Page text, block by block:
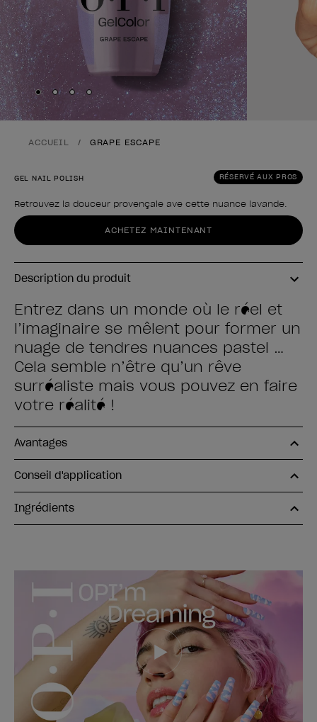
Skip to slide
Skip to slide2
Skip to slide 3
Skip to slide 4
ACCUEIL GRAPE ESCAPE
RÉSERVÉ AUX PROS
GEL NAIL POLISH
Retrouvez la douceur provençale ave cette nuance lavande.
Forme du produit
ACHETEZ MAINTENANT
Description du produit
Entrez dans un monde où le réel et
l’imaginaire se mêlent pour former un
nuage de tendres nuances pastel …
Cela semble n’être qu’un rêve
surréaliste mais vous pouvez en faire
votre réalité !
Avantages
Conseil d'application
Ingrédients